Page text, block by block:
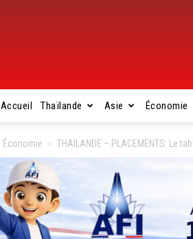
Accueil Thaïlande Asie Économie
Économie THAILANDE – PLACEMENTS: Le